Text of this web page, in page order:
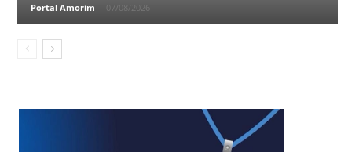
Portal Amorim - 07/08/2026